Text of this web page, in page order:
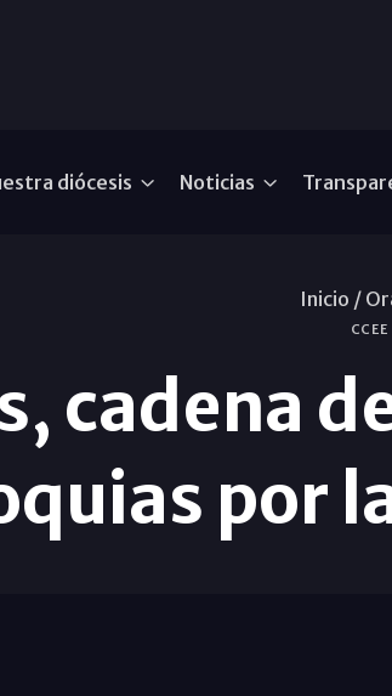
diócesis Noticias
Inicio /
CCEE
cadena
por